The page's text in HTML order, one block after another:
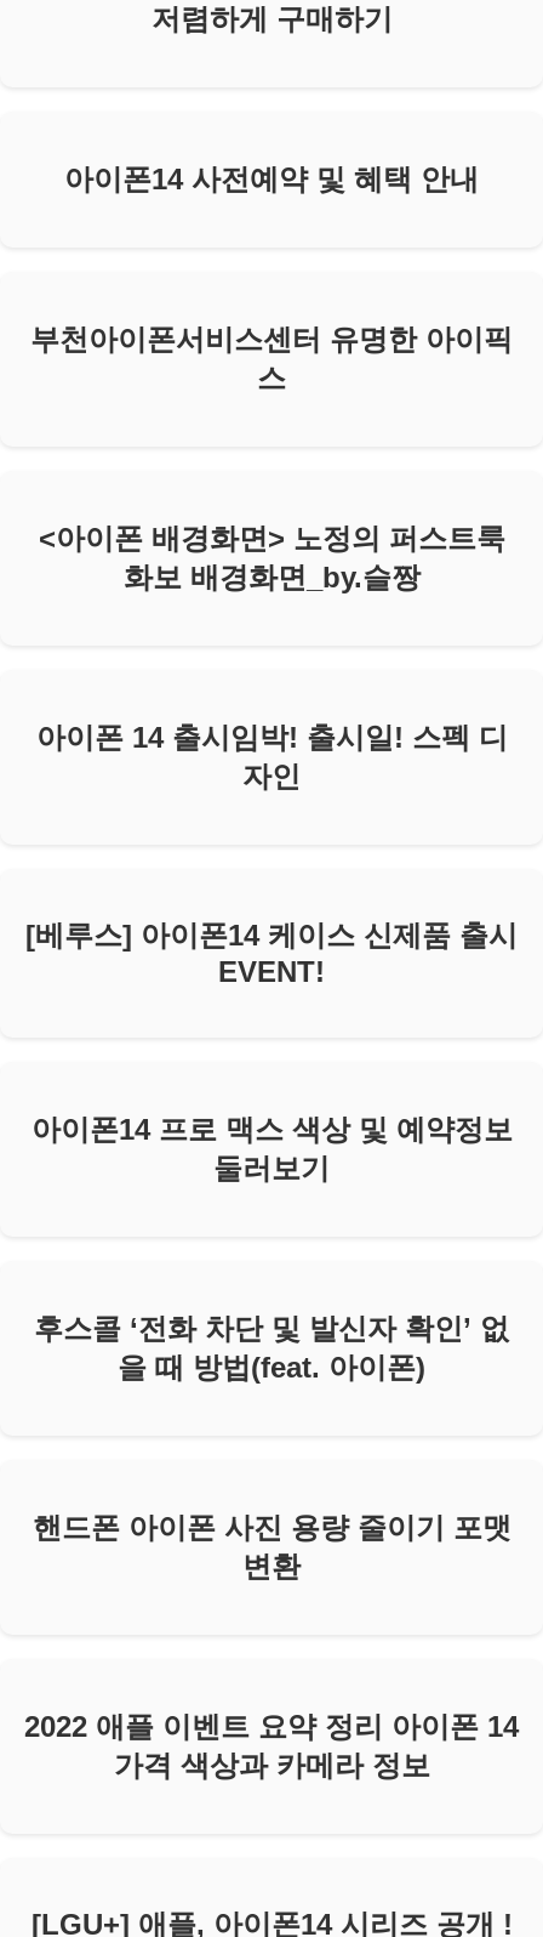
저렴하게 구매하기
아이폰14 사전예약 및 혜택 안내
부천아이폰서비스센터 유명한 아이픽
스
<아이폰 배경화면> 노정의 퍼스트룩
화보 배경화면_by.슬짱
아이폰 14 출시임박! 출시일! 스펙 디
자인
[베루스] 아이폰14 케이스 신제품 출시
EVENT!
아이폰14 프로 맥스 색상 및 예약정보
둘러보기
후스콜 ‘전화 차단 및 발신자 확인’ 없
을 때 방법(feat. 아이폰)
핸드폰 아이폰 사진 용량 줄이기 포맷
변환
2022 애플 이벤트 요약 정리 아이폰 14
가격 색상과 카메라 정보
[LGU+] 애플, 아이폰14 시리즈 공개 !